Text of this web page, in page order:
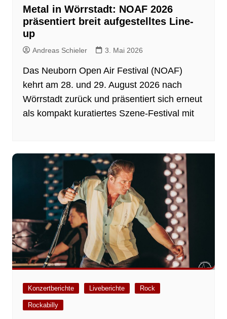
Metal in Wörrstadt: NOAF 2026
präsentiert breit aufgestelltes Line-
up
Andreas Schieler 3. Mai 2026
Das Neuborn Open Air Festival (NOAF)
kehrt am 28. und 29. August 2026 nach
Wörrstadt zurück und präsentiert sich erneut
als kompakt kuratiertes Szene-Festival mit
Konzertberichte Liveberichte Rock
Rockabilly